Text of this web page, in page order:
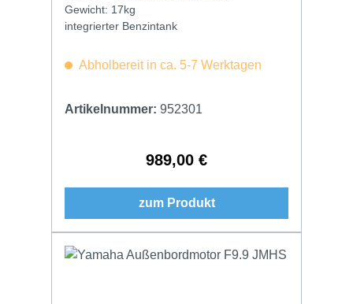
Gewicht: 17kg
integrierter Benzintank
Abholbereit in ca. 5-7 Werktagen
Artikelnummer: 952301
Regulärer Preis:
989,00 €
zum Produkt